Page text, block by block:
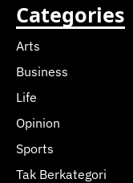
Categories
Arts
Business
Life
Opinion
Sports
Tak Berkategori